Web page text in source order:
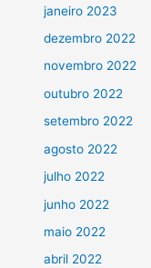
janeiro 2023
dezembro 2022
novembro 2022
outubro 2022
setembro 2022
agosto 2022
julho 2022
junho 2022
maio 2022
abril 2022